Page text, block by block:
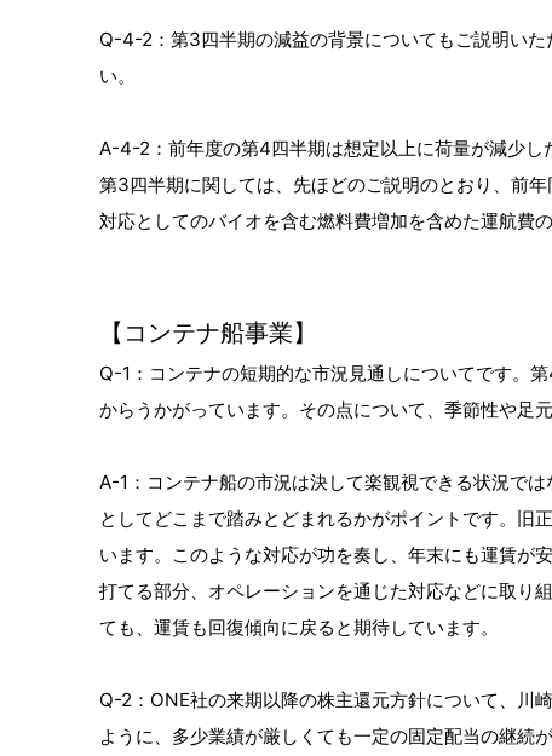
Q-4-2：第3四半期の減益の背景についてもご説明い
い。
A-4-2：前年度の第4四半期は想定以上に荷量が減少し
第3四半期に関しては、先ほどのご説明のとおり、前
対応としてのバイオを含む燃料費増加を含めた運航費
【コンテナ船事業】
Q-1：コンテナの短期的な市況見通しについてです。
からうかがっています。その点について、季節性や足
A-1：コンテナ船の市況は決して楽観視できる状況で
としてどこまで踏みとどまれるかがポイントです。旧
います。このような対応が功を奏し、年末にも運賃が
打てる部分、オペレーションを通じた対応などに取り
ても、運賃も回復傾向に戻ると期待しています。
Q-2：ONE社の来期以降の株主還元方針について、川
ように、多少業績が厳しくても一定の固定配当の継続